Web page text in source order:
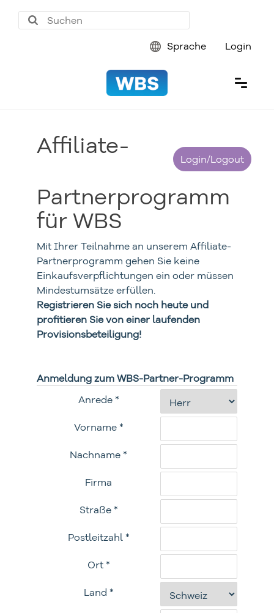
Login
Sprache
Login/Logout
Affiliate-
Partnerprogramm
für WBS
Mit Ihrer Teilnahme an unserem Affiliate-
Partnerprogramm gehen Sie keine
Einkaufsverpflichtungen ein oder müssen
Mindestumsätze erfüllen.
Registrieren Sie sich noch heute und
profitieren Sie von einer laufenden
Provisionsbeteiligung!
Anmeldung zum WBS-Partner-Programm
Anrede *
Vorname *
Nachname *
Firma
Straße *
Postleitzahl *
Ort *
Land *